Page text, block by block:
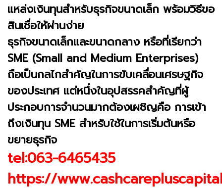
แหล่งเงินทุนสำหรับธุรกิจขนาดเล็ก พร้อมวิธีขอ
สินเชื่อให้ผ่านง่าย
ธุรกิจขนาดเล็กและขนาดกลาง หรือที่เรียกว่า
SME (Small and Medium Enterprises)
ถือเป็นกลไกสำคัญในการขับเคลื่อนเศรษฐกิจ
ของประเทศ แต่หนึ่งในอุปสรรคสำคัญที่ผู้
ประกอบการจำนวนมากต้องเผชิญคือ การเข้า
ถึงเงินทุน SME สำหรับใช้ในการเริ่มต้นหรือ
ขยายธุรกิจ
tel:063-6465435
https://